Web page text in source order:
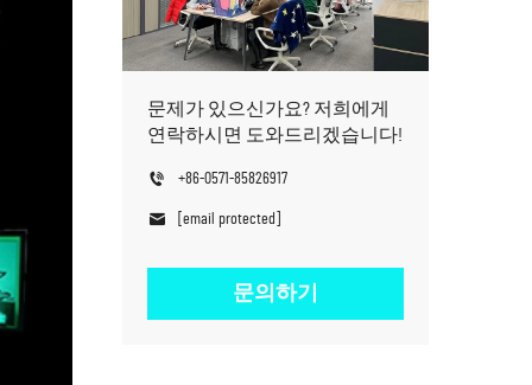
문제가 있으신가요? 저희에게
연락하시면 도와드리겠습니다!
+86-0571-85826917
[email protected]
문의하기